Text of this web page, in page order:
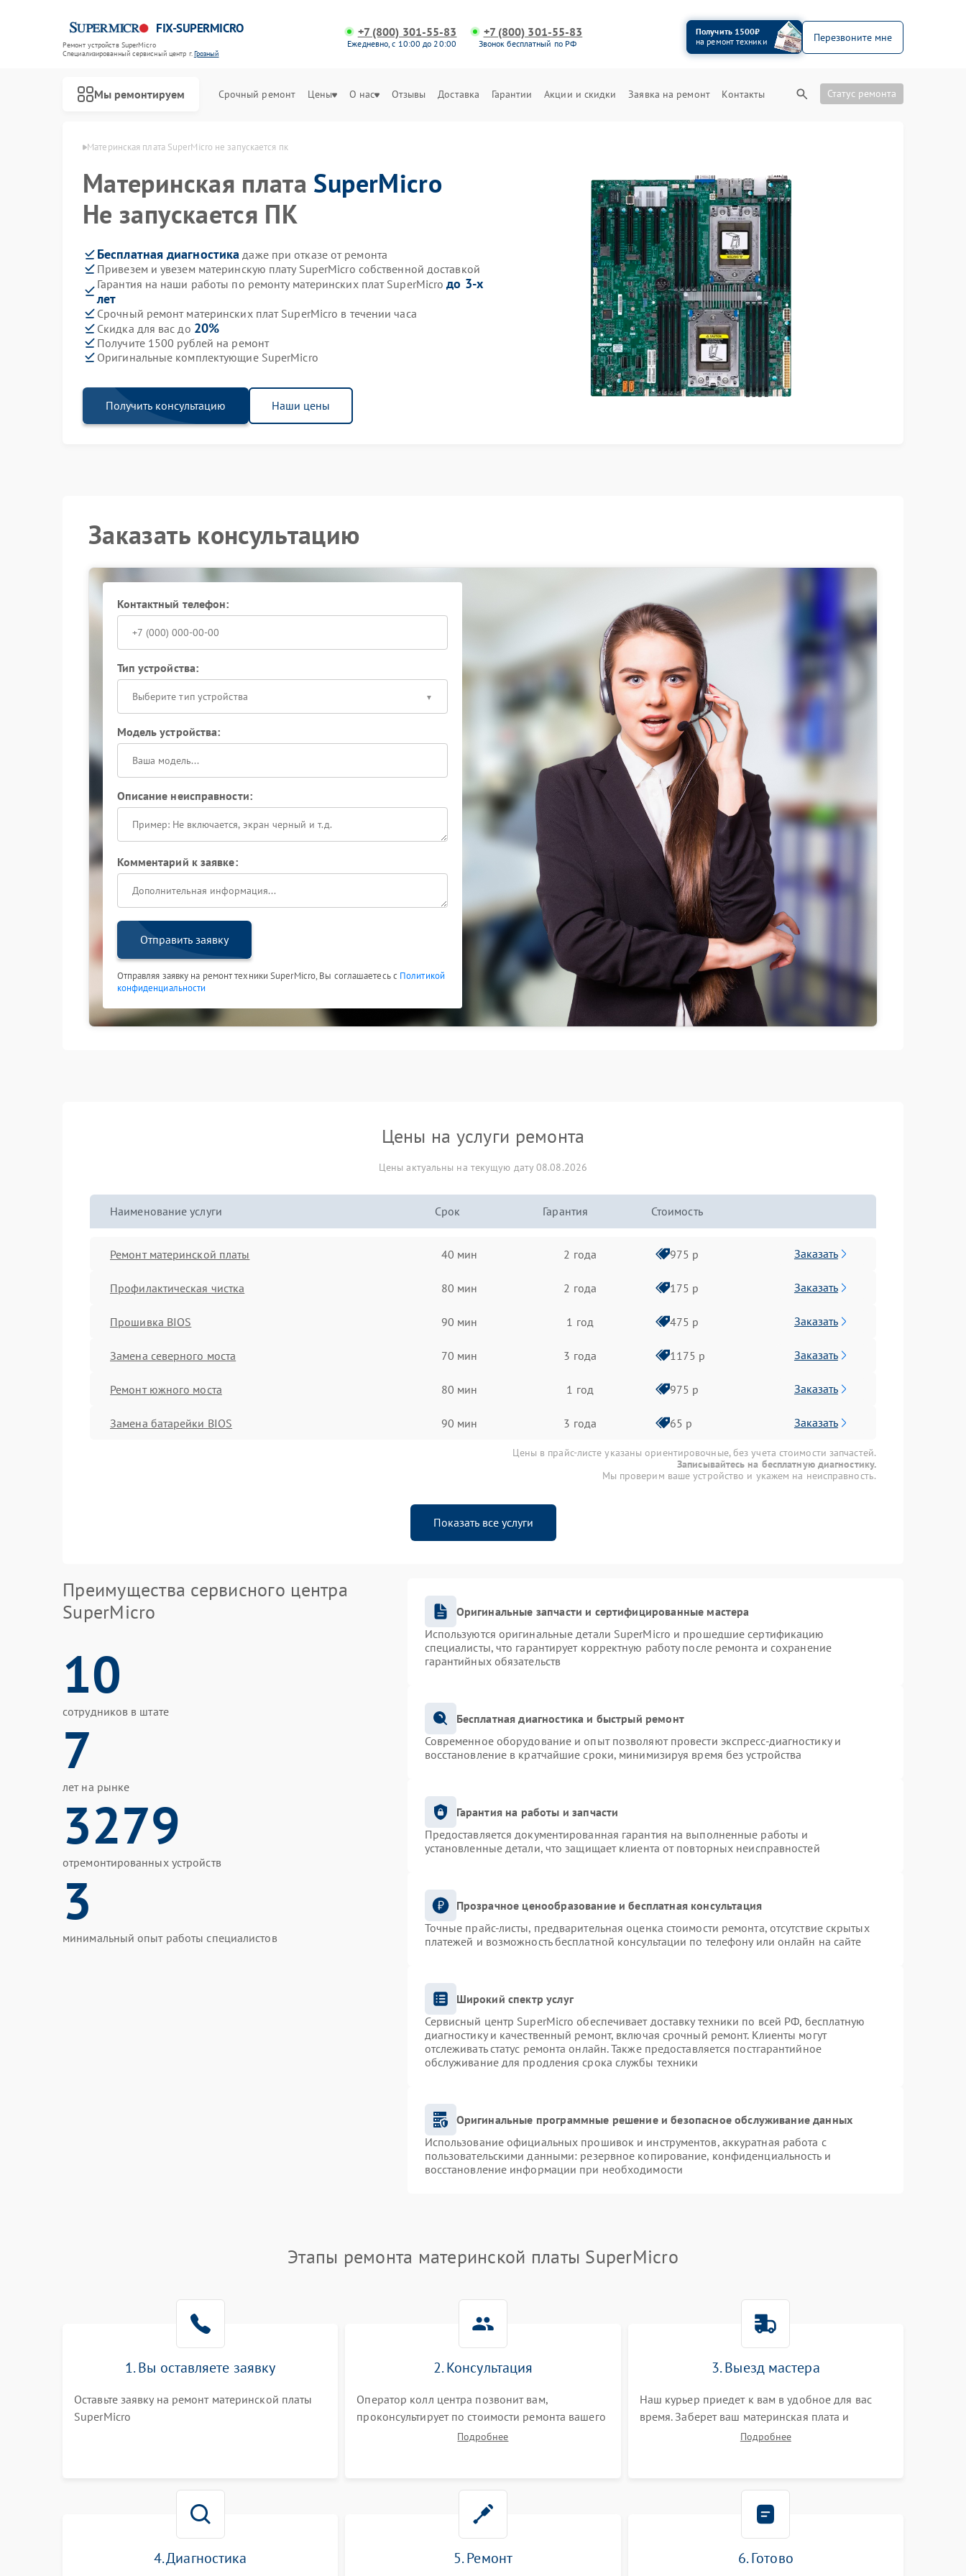
FIX-SUPERMICRO
Ремонт устройств SuperMicro
Специализированный cервисный центр г.Грозный
+7 (800) 301-55-83
Ежедневно, с 10:00 до 20:00
+7 (800) 301-55-83
Звонок бесплатный по РФ
Получить 1500₽
на ремонт техники
Перезвоните мне
Мы ремонтируем Срочный ремонт Цены О нас Отзывы Доставка Гарантии Акции и скидки Заявка на ремонт Контакты Статус ремонта
в Грозном Материнская плата SuperMicro не запускается пк
Материнская плата SuperMicro
Не запускается ПК
Бесплатная диагностика даже при отказе от ремонта
Привезем и увезем материнскую плату SuperMicro собственной доставкой
Гарантия на наши работы по ремонту материнских плат SuperMicroдо 3-х
лет
Срочный ремонт материнских плат SuperMicro в течении часа
Скидка для вас до 20%
Получите 1500 рублей на ремонт
Оригинальные комплектующие SuperMicro
Получить консультацию Наши цены
Заказать консультацию
Контактный телефон:
Тип устройства:
Выберите тип устройства
Модель устройства:
Описание неисправности:
Комментарий к заявке:
Отправить заявку
Отправляя заявку на ремонт техники SuperMicro, Вы соглашаетесь с Политикой
конфиденциальности
Цены на услуги ремонта
Цены актуальны на текущую дату 08.08.2026
Наименование услуги Срок Гарантия Стоимость
Ремонт материнской платы 40 мин 2 года 975 р Заказать
Профилактическая чистка 80 мин 2 года 175 р Заказать
Прошивка BIOS 90 мин 1 год 475 р Заказать
Замена северного моста 70 мин 3 года 1175 р Заказать
Ремонт южного моста 80 мин 1 год 975 р Заказать
Замена батарейки BIOS 90 мин 3 года 65 р Заказать
Цены в прайс-листе указаны ориентировочные, без учета стоимости запчастей.
Записывайтесь на бесплатную диагностику.
Мы проверим ваше устройство и укажем на неисправность.
Показать все услуги
Преимущества сервисного центра
SuperMicro
10
сотрудников в штате
7
лет на рынке
3279
отремонтированных устройств
3
минимальный опыт работы специалистов
Оригинальные запчасти и сертифицированные мастера
Используются оригинальные детали SuperMicro и прошедшие сертификацию
специалисты, что гарантирует корректную работу после ремонта и сохранение
гарантийных обязательств
Бесплатная диагностика и быстрый ремонт
Современное оборудование и опыт позволяют провести экспресс-диагностику и
восстановление в кратчайшие сроки, минимизируя время без устройства
Гарантия на работы и запчасти
Предоставляется документированная гарантия на выполненные работы и
установленные детали, что защищает клиента от повторных неисправностей
Прозрачное ценообразование и бесплатная консультация
Точные прайс-листы, предварительная оценка стоимости ремонта, отсутствие скрытых
платежей и возможность бесплатной консультации по телефону или онлайн на сайте
Широкий спектр услуг
Сервисный центр SuperMicro обеспечивает доставку техники по всей РФ, бесплатную
диагностику и качественный ремонт, включая срочный ремонт. Клиенты могут
отслеживать статус ремонта онлайн. Также предоставляется постгарантийное
обслуживание для продления срока службы техники
Оригинальные программные решение и безопасное обслуживание данных
Использование официальных прошивок и инструментов, аккуратная работа с
пользовательскими данными: резервное копирование, конфиденциальность и
восстановление информации при необходимости
Этапы ремонта материнской платы SuperMicro
1. Вы оставляете заявку
Оставьте заявку на ремонт материнской платы
SuperMicro
2. Консультация
Оператор колл центра позвонит вам,
проконсультирует по стоимости ремонта вашего
материнской платы а также ответит на все ваши
Подробнее
3. Выезд мастера
Наш курьер приедет к вам в удобное для вас
время. Заберет ваш материнская плата и
привезет на склад для диагностики.
Подробнее
4. Диагностика 5. Ремонт 6. Готово